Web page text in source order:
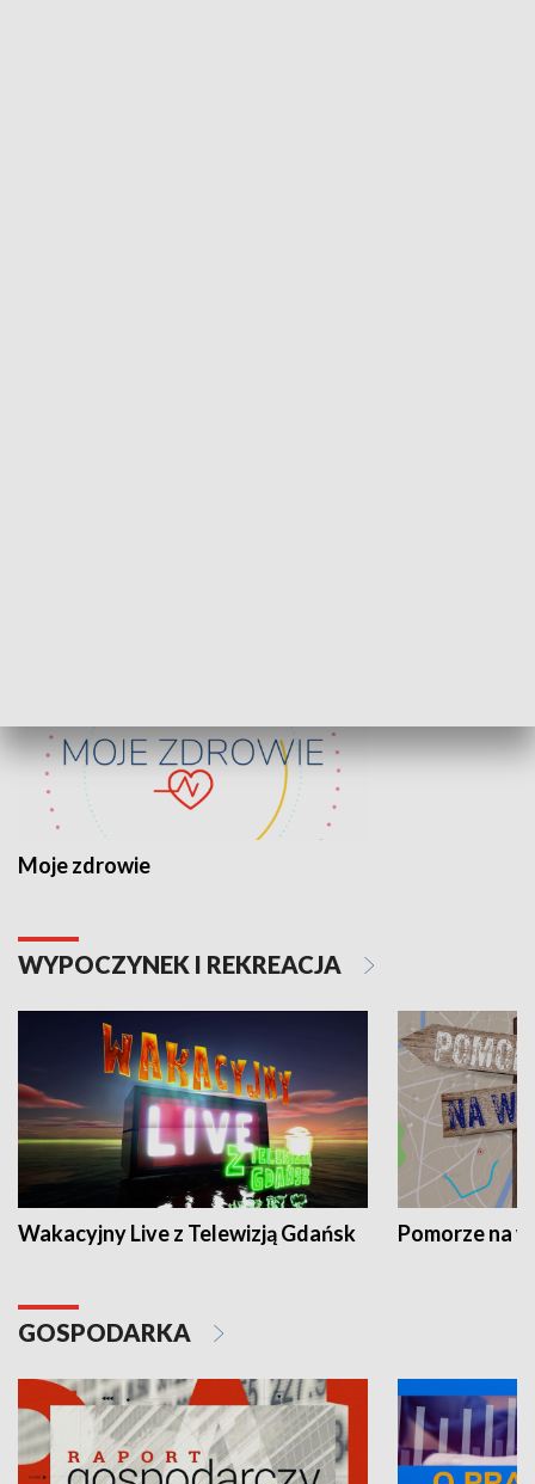
Moje zdrowie
WYPOCZYNEK I REKREACJA
Wakacyjny Live z Telewizją Gdańsk Pomorze na
GOSPODARKA